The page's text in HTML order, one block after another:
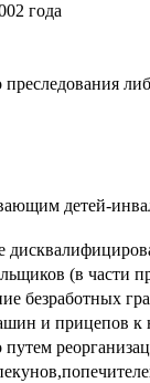
года
детей-
(в
безработных
и прицепов к
путем